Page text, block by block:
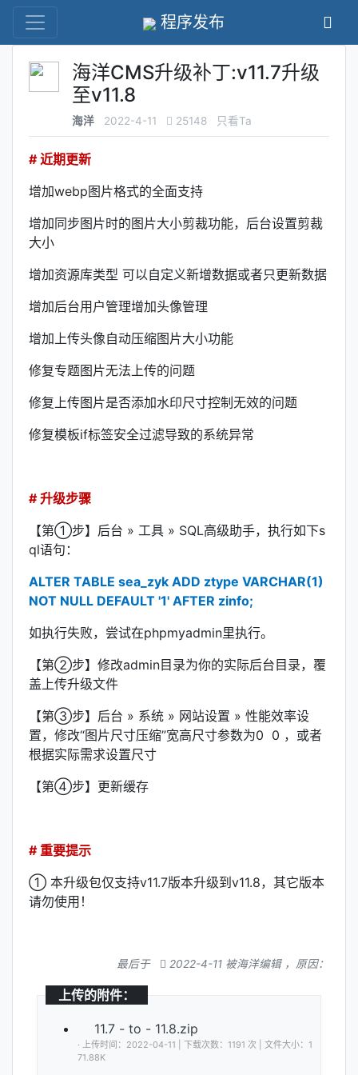
程序发布
海洋CMS升级补丁:v11.7升级
至v11.8
海洋 2022-4-11 25148 只看Ta
# 近期更新
增加webp图片格式的全面支持
增加同步图片时的图片大小剪裁功能，后台设置剪裁
大小
增加资源库类型 可以自定义新增数据或者只更新数据
增加后台用户管理增加头像管理
增加上传头像自动压缩图片大小功能
修复专题图片无法上传的问题
修复上传图片是否添加水印尺寸控制无效的问题
修复模板if标签安全过滤导致的系统异常
# 升级步骤
【第①步】后台 » 工具 » SQL高级助手，执行如下s
ql语句：
ALTER TABLE sea_zyk ADD ztype VARCHAR(1)
NOT NULL DEFAULT '1' AFTER zinfo;
如执行失败，尝试在phpmyadmin里执行。
【第②步】修改admin目录为你的实际后台目录，覆
盖上传升级文件
【第③步】后台 » 系统 » 网站设置 » 性能效率设
置，修改“图片尺寸压缩”宽高尺寸参数为0 0 ，或者
根据实际需求设置尺寸
【第④步】更新缓存
# 重要提示
① 本升级包仅支持v11.7版本升级到v11.8，其它版本
请勿使用！
最后于 2022-4-11 被海洋编辑 ，原因：
上传的附件：
11.7 - to - 11.8.zip
· 上传时间：2022-04-11 | 下载次数：1191 次 | 文件大小：1
71.88K